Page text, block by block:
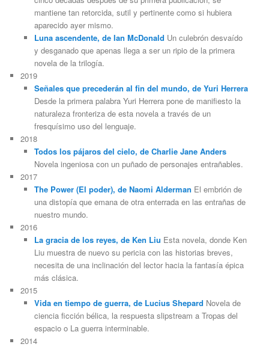
mantiene tan retorcida, sutil y pertinente como si hubiera
aparecido ayer mismo.
Luna ascendente, de Ian McDonald Un culebrón desvaído
y desganado que apenas llega a ser un ripio de la primera
novela de la trilogía.
2019
Señales que precederán al fin del mundo, de Yuri Herrera
Desde la primera palabra Yuri Herrera pone de manifiesto la
naturaleza fronteriza de esta novela a través de un
fresquísimo uso del lenguaje.
2018
Todos los pájaros del cielo, de Charlie Jane Anders
Novela ingeniosa con un puñado de personajes entrañables.
2017
The Power (El poder), de Naomi Alderman El embrión de
una distopía que emana de otra enterrada en las entrañas de
nuestro mundo.
2016
La gracia de los reyes, de Ken Liu Esta novela, donde Ken
Liu muestra de nuevo su pericia con las historias breves,
necesita de una inclinación del lector hacia la fantasía épica
más clásica.
2015
Vida en tiempo de guerra, de Lucius Shepard Novela de
ciencia ficción bélica, la respuesta slipstream a Tropas del
espacio o La guerra interminable.
2014